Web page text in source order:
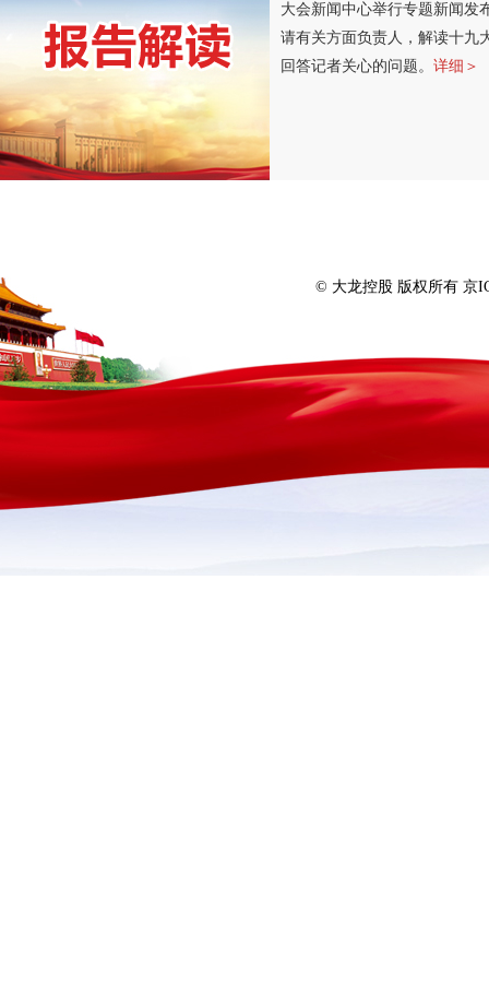
大会新闻中心举行专题新闻发
请有关方面负责人，解读十九
回答记者关心的问题。 详细＞
© 大龙控股 版权所有 京